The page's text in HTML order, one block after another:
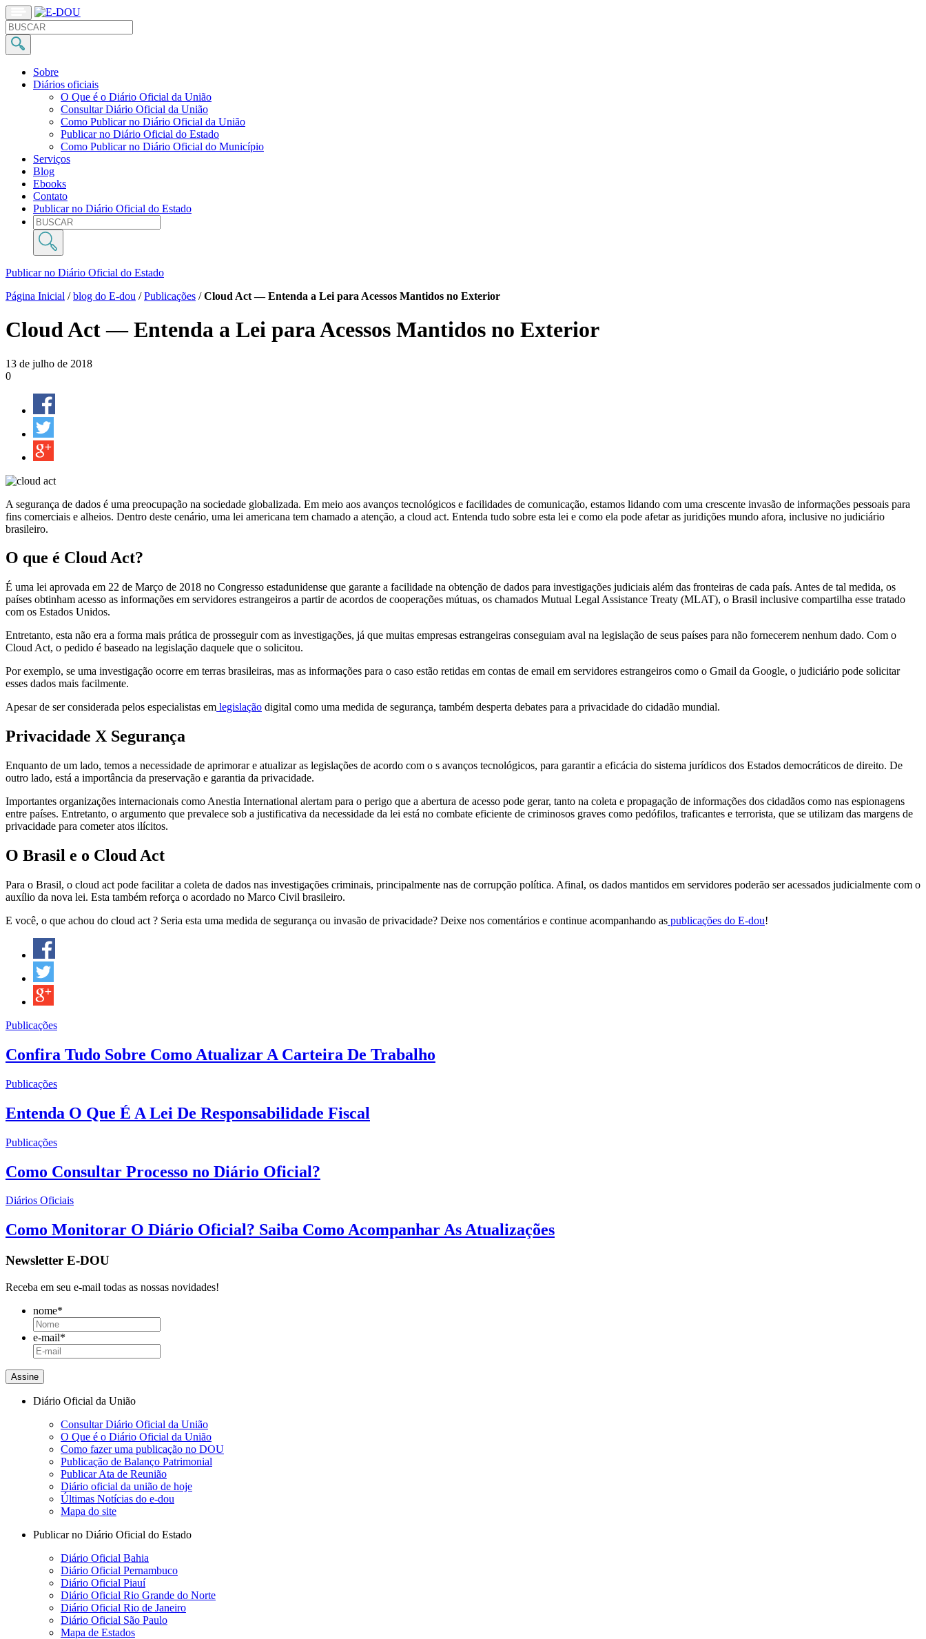
Sobre
Diários oficiais
O Que é o Diário Oficial da União
Consultar Diário Oficial da União
Como Publicar no Diário Oficial da União
Publicar no Diário Oficial do Estado
Como Publicar no Diário Oficial do Município
Serviços
Blog
Ebooks
Contato
Publicar no Diário Oficial do Estado
Publicar no Diário Oficial do Estado
Página Inicial /blog do E-dou /Publicações /Cloud Act — Entenda a Lei para Acessos Mantidos no Exterior
Cloud Act — Entenda a Lei para Acessos Mantidos no Exterior
13 de julho de 2018
0
A segurança de dados é uma preocupação na sociedade globalizada. Em meio aos avanços tecnológicos e facilidades de comunicação, estamos lidando com uma crescente invasão de informações pessoais para
fins comerciais e alheios. Dentro deste cenário, uma lei americana tem chamado a atenção, a cloud act. Entenda tudo sobre esta lei e como ela pode afetar as juridições mundo afora, inclusive no judiciário
brasileiro.
O que é Cloud Act?
É uma lei aprovada em 22 de Março de 2018 no Congresso estadunidense que garante a facilidade na obtenção de dados para investigações judiciais além das fronteiras de cada país. Antes de tal medida, os
países obtinham acesso as informações em servidores estrangeiros a partir de acordos de cooperações mútuas, os chamados Mutual Legal Assistance Treaty (MLAT), o Brasil inclusive compartilha esse tratado
com os Estados Unidos.
Entretanto, esta não era a forma mais prática de prosseguir com as investigações, já que muitas empresas estrangeiras conseguiam aval na legislação de seus países para não fornecerem nenhum dado. Com o
Cloud Act, o pedido é baseado na legislação daquele que o solicitou.
Por exemplo, se uma investigação ocorre em terras brasileiras, mas as informações para o caso estão retidas em contas de email em servidores estrangeiros como o Gmail da Google, o judiciário pode solicitar
esses dados mais facilmente.
Apesar de ser considerada pelos especialistas em legislação digital como uma medida de segurança, também desperta debates para a privacidade do cidadão mundial.
Privacidade X Segurança
Enquanto de um lado, temos a necessidade de aprimorar e atualizar as legislações de acordo com o s avanços tecnológicos, para garantir a eficácia do sistema jurídicos dos Estados democráticos de direito. De
outro lado, está a importância da preservação e garantia da privacidade.
Importantes organizações internacionais como Anestia International alertam para o perigo que a abertura de acesso pode gerar, tanto na coleta e propagação de informações dos cidadãos como nas espionagens
entre países. Entretanto, o argumento que prevalece sob a justificativa da necessidade da lei está no combate eficiente de criminosos graves como pedófilos, traficantes e terrorista, que se utilizam das margens de
privacidade para cometer atos ilícitos.
O Brasil e o Cloud Act
Para o Brasil, o cloud act pode facilitar a coleta de dados nas investigações criminais, principalmente nas de corrupção política. Afinal, os dados mantidos em servidores poderão ser acessados judicialmente com o
auxílio da nova lei. Esta também reforça o acordado no Marco Civil brasileiro.
E você, o que achou do cloud act ? Seria esta uma medida de segurança ou invasão de privacidade? Deixe nos comentários e continue acompanhando as publicações do E-dou!
Publicações
Confira Tudo Sobre Como Atualizar A Carteira De Trabalho
Publicações
Entenda O Que É A Lei De Responsabilidade Fiscal
Publicações
Como Consultar Processo no Diário Oficial?
Diários Oficiais
Como Monitorar O Diário Oficial? Saiba Como Acompanhar As Atualizações
Newsletter E-DOU
Receba em seu e-mail todas as nossas novidades!
nome*
e-mail*
Diário Oficial da União
Consultar Diário Oficial da União
O Que é o Diário Oficial da União
Como fazer uma publicação no DOU
Publicação de Balanço Patrimonial
Publicar Ata de Reunião
Diário oficial da união de hoje
Últimas Notícias do e-dou
Mapa do site
Publicar no Diário Oficial do Estado
Diário Oficial Bahia
Diário Oficial Pernambuco
Diário Oficial Piauí
Diário Oficial Rio Grande do Norte
Diário Oficial Rio de Janeiro
Diário Oficial São Paulo
Mapa de Estados